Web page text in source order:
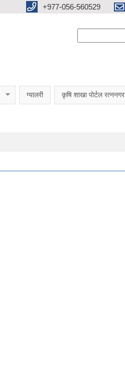
+977-056-560529
ग्यालरी कृषि शाखा पोर्टल रत्ननगर